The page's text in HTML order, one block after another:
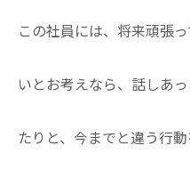
この社員には、将来頑張
いとお考えなら、話しあ
たりと、今までと違う行動